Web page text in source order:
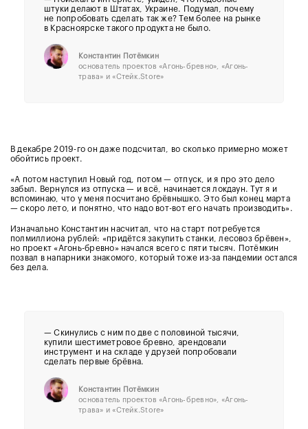
штуки делают в Штатах, Украине. Подумал, почему
не попробовать сделать так же? Тем более на рынке
в Красноярске такого продукта не было.
Константин Потёмкин
основатель проектов «Агонь-бревно», «Агонь-
трава» и «Стейк.Store»
В декабре 2019-го он даже подсчитал, во сколько примерно может
обойтись проект.
«А потом наступил Новый год, потом — отпуск, и я про это дело
забыл. Вернулся из отпуска — и всё, начинается локдаун. Тут я и
вспоминаю, что у меня посчитано брёвнышко. Это был конец марта
— скоро лето, и понятно, что надо вот-вот его начать производить».
Изначально Константин насчитал, что на старт потребуется
полмиллиона рублей: «придётся закупить станки, лесовоз брёвен»,
но проект «Агонь-бревно» начался всего с пяти тысяч. Потёмкин
позвал в напарники знакомого, который тоже из-за пандемии остался
без дела.
— Скинулись с ним по две с половиной тысячи,
купили шестиметровое бревно, арендовали
инструмент и на складе у друзей попробовали
сделать первые брёвна.
Константин Потёмкин
основатель проектов «Агонь-бревно», «Агонь-
трава» и «Стейк.Store»